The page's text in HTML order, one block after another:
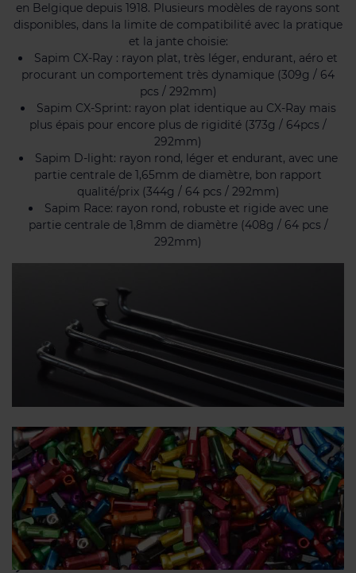
en Belgique depuis 1918. Plusieurs modèles de rayons sont
disponibles, dans la limite de compatibilité avec la pratique
et la jante choisie:
Sapim CX-Ray : rayon plat, très léger, endurant, aéro et
procurant un comportement très dynamique (309g / 64
pcs / 292mm)
Sapim CX-Sprint: rayon plat identique au CX-Ray mais
plus épais pour encore plus de rigidité (373g / 64pcs /
292mm)
Sapim D-light: rayon rond, léger et endurant, avec une
partie centrale de 1,65mm de diamètre, bon rapport
qualité/prix (344g / 64 pcs / 292mm)
Sapim Race: rayon rond, robuste et rigide avec une
partie centrale de 1,8mm de diamètre (408g / 64 pcs /
292mm)